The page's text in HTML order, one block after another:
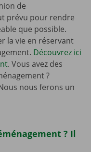
de
prévu pour rendre
que possible.
la vie en réservant
Découvrez ici
. Vous avez des
?
nous ferons un
? Il